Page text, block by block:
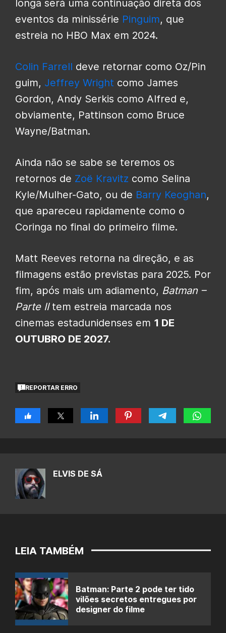
longa será uma continuação direta dos
eventos da minissérie Pinguim, que
estreia no HBO Max em 2024.
Colin Farrell deve retornar como Oz/Pin
guim, Jeffrey Wright como James
Gordon, Andy Serkis como Alfred e,
obviamente, Pattinson como Bruce
Wayne/Batman.
Ainda não se sabe se teremos os
retornos de Zoë Kravitz como Selina
Kyle/Mulher-Gato, ou de Barry Keoghan,
que apareceu rapidamente como o
Coringa no final do primeiro filme.
Matt Reeves retorna na direção, e as
filmagens estão previstas para 2025. Por
fim, após mais um adiamento, Batman –
Parte IItem estreia marcada nos
cinemas estadunidenses em 1 DE
OUTUBRO DE 2027.
REPORTAR ERRO
ELVIS DE SÁ
LEIA TAMBÉM
Batman: Parte 2 pode ter tido
vilões secretos entregues por
designer do filme